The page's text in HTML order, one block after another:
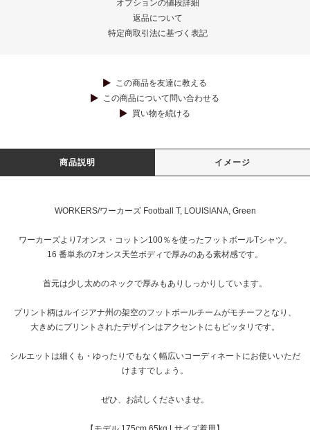
オプションの値段詳細
返品について
特定商取引法に基づく表記
この商品を友達に教える
この商品について問い合わせる
買い物を続ける
商品説明 イメージ
WORKERS/ワーカーズ Football T, LOUISIANA, Green
ワーカーズより7オンス・コットン100％を使ったフットボールTシャツ。
16 番単糸の7オンス天竺ボディで厚みのある素材感です。
首元は少し太めのネックで厚みもありしっかりしています。
プリント柄はルイジアナ州の架空のフットボールチームがモチーフとなり、
大きめにプリントされたデザインはアクセントにもピッタリです。
シルエットは細くも・ゆったりでもなく幅広いコーディネートにお使いいただ
けますでしょう。
ぜひ、お試しくださいませ。